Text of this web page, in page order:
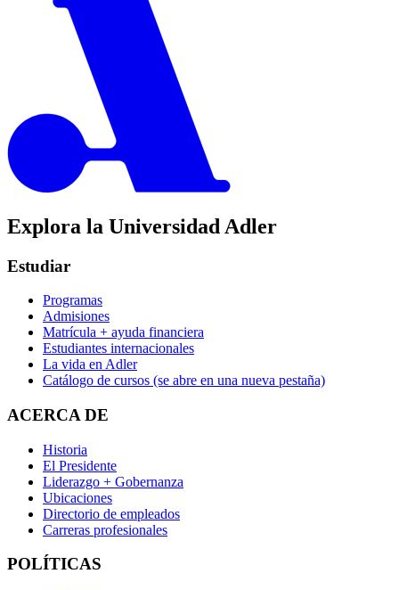
Explora la Universidad Adler
Estudiar
Programas
Admisiones
Matrícula + ayuda financiera
Estudiantes internacionales
La vida en Adler
Catálogo de cursos (se abre en una nueva pestaña)
ACERCA DE
Historia
El Presidente
Liderazgo + Gobernanza
Ubicaciones
Directorio de empleados
Carreras profesionales
POLÍTICAS